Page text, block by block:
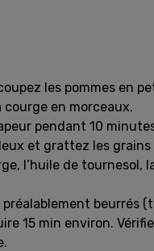
les pommes en
en morceaux.
pendant 10
et grattez les
l’huile de tournesol,
beurrés
15 min environ.